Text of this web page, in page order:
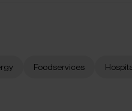
Foodservices